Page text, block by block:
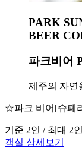
PARK
BEER
파크비어
제주의 자연
☆파크 비어[슈페
기준 2인 / 최대 2인
객실 상세보기